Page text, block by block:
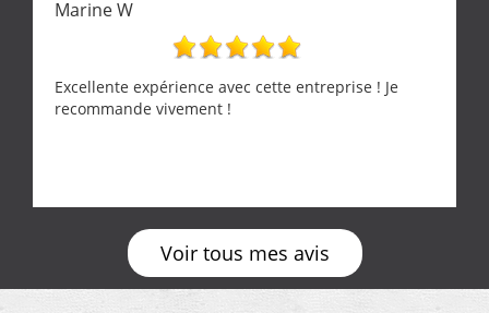
Marine W
Excellente expérience avec cette entreprise ! Je
recommande vivement !
Voir tous mes avis